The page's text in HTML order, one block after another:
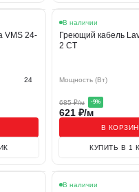
VMS 24-
24
Акция
В наличии
Греющий кабель
2 CT
Мощность (Вт)
685₽/м -9%
621 ₽/м
В
КУПИТЬ В 1
Акция
В наличии